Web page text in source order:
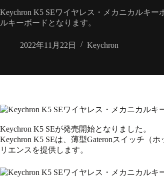
Keychron K5 SEワイヤレス・メカニカルキ
ルキーボードとなります。
2022年11月22日 Keychron
Keychron K5 SEが発売開始となりました。
Keychron K5 SEは、薄型Gateronスイッチ（
リエンスを提供します。